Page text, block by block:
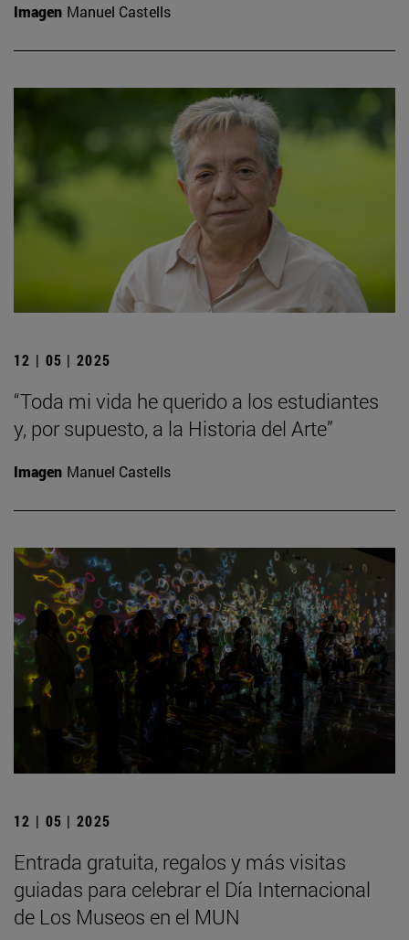
Imagen Manuel Castells
12 | 05 | 2025
“Toda mi vida he querido a los estudiantes
y, por supuesto, a la Historia del Arte”
Imagen Manuel Castells
12 | 05 | 2025
Entrada gratuita, regalos y más visitas
guiadas para celebrar el Día Internacional
de Los Museos en el MUN